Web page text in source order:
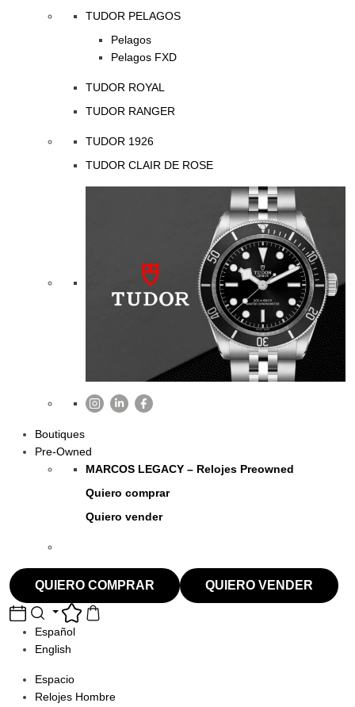
TUDOR PELAGOS
Pelagos
Pelagos FXD
TUDOR ROYAL
TUDOR RANGER
TUDOR 1926
TUDOR CLAIR DE ROSE
Boutiques
Pre-Owned
MARCOS LEGACY – Relojes Preowned
Quiero comprar
Quiero vender
QUIERO COMPRAR QUIERO VENDER
Español
English
Espacio
Relojes Hombre